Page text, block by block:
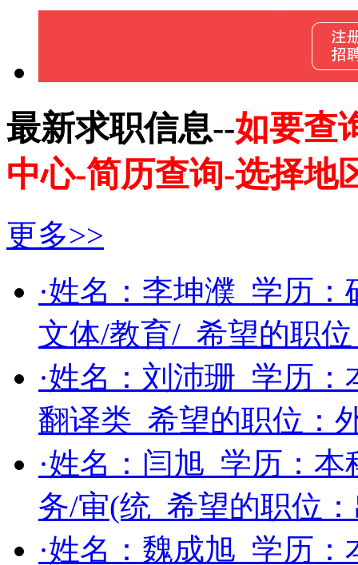
最新求职信息--如要查
中心-简历查询-选择地
更多>>
·姓名： 李坤濮 学历：
文体/教育/ 希望的职
·姓名： 刘沛珊 学历：
翻译类 希望的职位：
·姓名： 闫旭 学历： 本
务/审(统 希望的职位：
·姓名： 魏成旭 学历：